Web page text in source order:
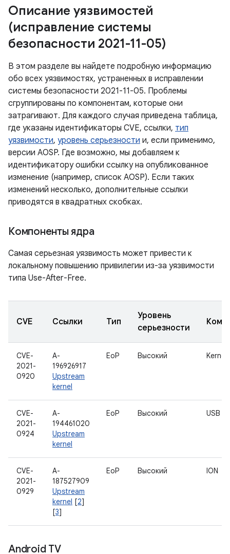
Описание уязвимостей
(исправление системы
безопасности 2021-11-05)
В этом разделе вы найдете подробную информацию
обо всех уязвимостях, устраненных в исправлении
системы безопасности 2021-11-05. Проблемы
сгруппированы по компонентам, которые они
затрагивают. Для каждого случая приведена таблица,
где указаны идентификаторы CVE, ссылки, тип
уязвимости, уровень серьезности и, если применимо,
версии AOSP. Где возможно, мы добавляем к
идентификатору ошибки ссылку на опубликованное
изменение (например, список AOSP). Если таких
изменений несколько, дополнительные ссылки
приводятся в квадратных скобках.
Компоненты ядра
Самая серьезная уязвимость может привести к
локальному повышению привилегии из-за уязвимости
типа Use-After-Free.
CVE Ссылки Тип
Уровень
серьезности
CVE-
2021-
0920
A-
196926917
Upstream
kernel
EoP Высокий Kernel
CVE-
2021-
0924
A-
194461020
Upstream
kernel
EoP Высокий USB
CVE-
2021-
0929
A-
187527909
Upstream
kernel [2]
[3]
EoP Высокий ION
Android TV